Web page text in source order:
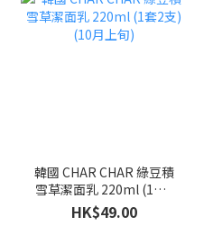
韓國 CHAR CHAR 綠豆積
雪草潔面乳 220ml (1套2
支)(10月上旬)
HK$49.00